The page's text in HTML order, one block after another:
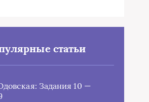
статьи
Задания 10 —